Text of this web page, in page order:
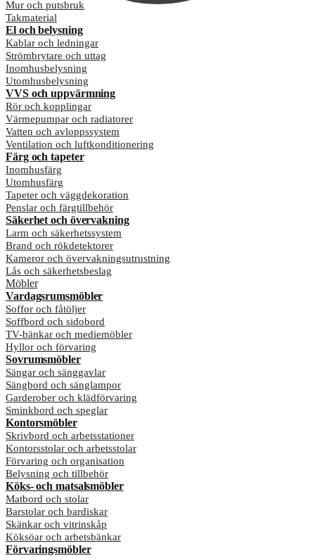
Mur och putsbruk
Takmaterial
El och belysning
Kablar och ledningar
Strömbrytare och uttag
Inomhusbelysning
Utomhusbelysning
VVS och uppvärmning
Rör och kopplingar
Värmepumpar och radiatorer
Vatten och avloppssystem
Ventilation och luftkonditionering
Färg och tapeter
Inomhusfärg
Utomhusfärg
Tapeter och väggdekoration
Penslar och färgtillbehör
Säkerhet och övervakning
Larm och säkerhetssystem
Brand och rökdetektorer
Kameror och övervakningsutrustning
Lås och säkerhetsbeslag
Möbler
Vardagsrumsmöbler
Soffor och fåtöljer
Soffbord och sidobord
TV-bänkar och mediemöbler
Hyllor och förvaring
Sovrumsmöbler
Sängar och sänggavlar
Sängbord och sänglampor
Garderober och klädförvaring
Sminkbord och speglar
Kontorsmöbler
Skrivbord och arbetsstationer
Kontorsstolar och arbetsstolar
Förvaring och organisation
Belysning och tillbehör
Köks- och matsalsmöbler
Matbord och stolar
Barstolar och bardiskar
Skänkar och vitrinskåp
Köksöar och arbetsbänkar
Förvaringsmöbler